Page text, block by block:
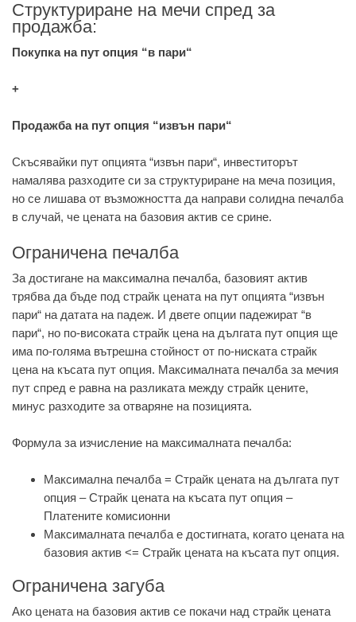
Структуриране на мечи спред за
продажба:
Покупка на пут опция “в пари“
+
Продажба на пут опция “извън пари“
Скъсявайки пут опцията “извън пари“, инвеститорът
намалява разходите си за структуриране на меча позиция,
но се лишава от възможността да направи солидна печалба
в случай, че цената на базовия актив се срине.
Ограничена печалба
За достигане на максимална печалба, базовият актив
трябва да бъде под страйк цената на пут опцията “извън
пари“ на датата на падеж. И двете опции падежират “в
пари“, но по-високата страйк цена на дългата пут опция ще
има по-голяма вътрешна стойност от по-ниската страйк
цена на късата пут опция. Максималната печалба за мечия
пут спред е равна на разликата между страйк цените,
минус разходите за отваряне на позицията.
Формула за изчисление на максималната печалба:
Максимална печалба = Страйк цената на дългата пут
опция – Страйк цената на късата пут опция –
Платените комисионни
Максималната печалба е достигната, когато цената на
базовия актив <= Страйк цената на късата пут опция.
Ограничена загуба
Ако цената на базовия актив се покачи над страйк цената